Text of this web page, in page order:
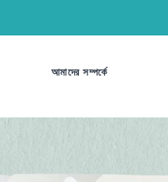
আমাদের সম্পর্কে